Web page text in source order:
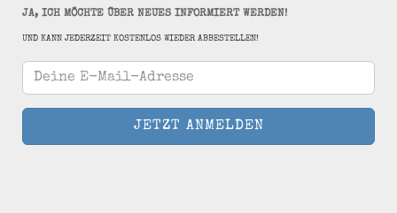
JA, ICH MÖCHTE ÜBER NEUES INFORMIERT WERDEN!
UND KANN JEDERZEIT KOSTENLOS WIEDER ABBESTELLEN!